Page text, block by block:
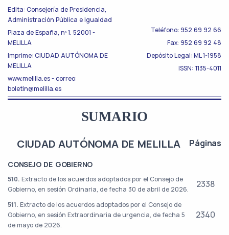
Edita: Consejería de Presidencia,
Administración Pública e Igualdad
Plaza de España, nº 1. 52001 -
MELILLA
Imprime: CIUDAD AUTÓNOMA DE
MELILLA
www.melilla.es - correo:
boletin@melilla.es
Teléfono: 952 69 92 66
Fax: 952 69 92 48
Depósito Legal: ML 1-1958
ISSN: 1135-4011
SUMARIO
CIUDAD AUTÓNOMA DE MELILLA Páginas
CONSEJO DE GOBIERNO
510. Extracto de los acuerdos adoptados por el Consejo de
Gobierno, en sesión Ordinaria, de fecha 30 de abril de 2026.
2338
511. Extracto de los acuerdos adoptados por el Consejo de
Gobierno, en sesión Extraordinaria de urgencia, de fecha 5
de mayo de 2026.
2340